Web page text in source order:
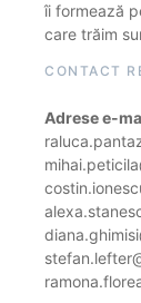
îi formează
care trăim
CONTACT
Adrese e-